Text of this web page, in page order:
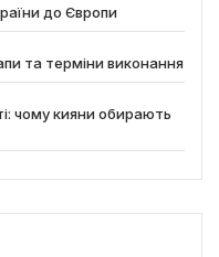
до Європи
та терміни виконання
чому кияни обирають